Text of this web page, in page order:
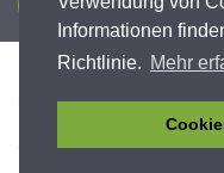
Informationen
Richtlinie. Mehr
Barrierefreiheit
Garantieerklärung
© Copyright 2026 Peak